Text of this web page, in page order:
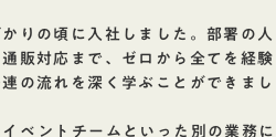
りの頃に入社しました。部署の人
販対応まで、ゼロから全てを経験
の流れを深く学ぶことができまし
ベントチームといった別の業務に